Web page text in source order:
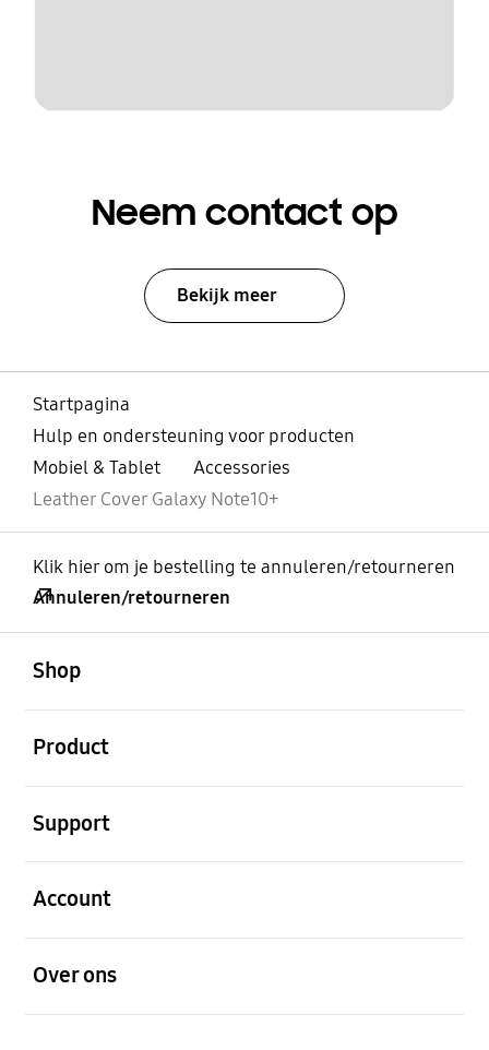
Neem contact op
Bekijk meer
Startpagina
Hulp en ondersteuning voor producten
Mobiel & Tablet
Accessories
Leather Cover Galaxy Note10+
Klik hier om je bestelling te annuleren/retourneren
Annuleren/retourneren
Shop
Product
Support
Account
Over ons